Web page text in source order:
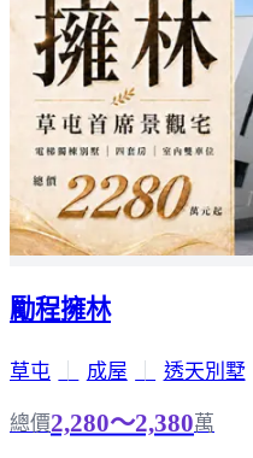
勵程擁林
草屯 成屋 透天別墅
總價2,280～2,380萬